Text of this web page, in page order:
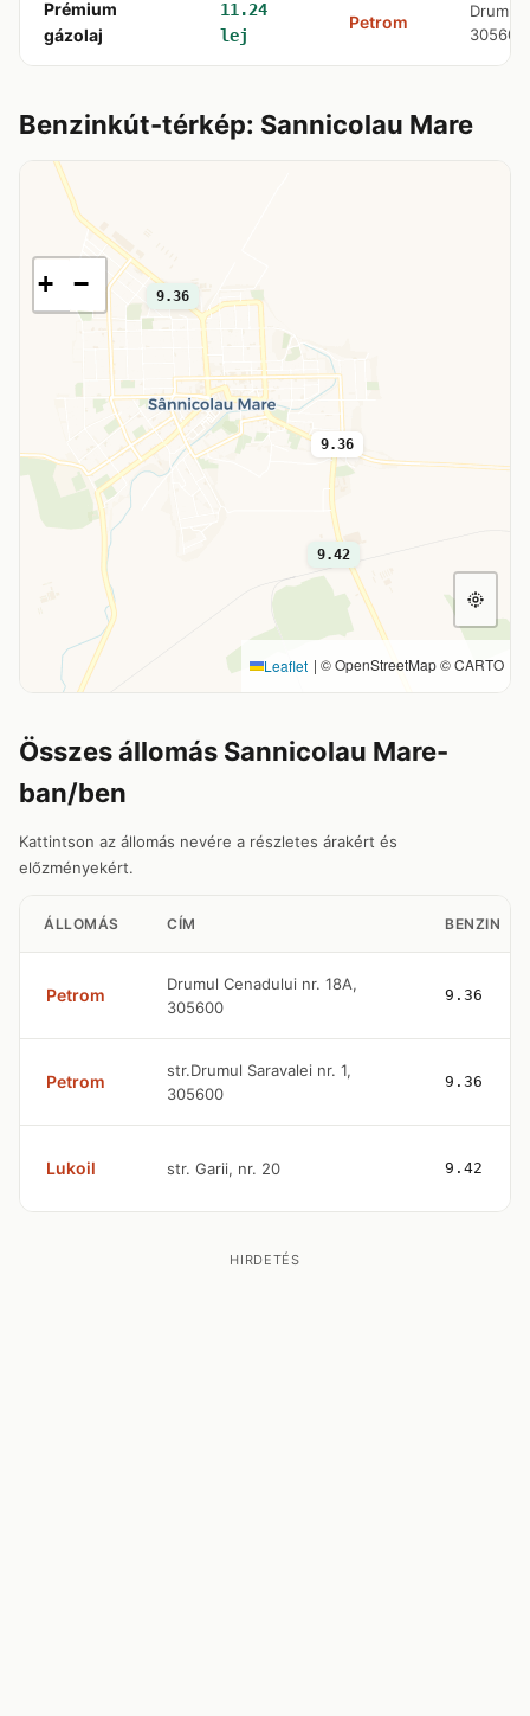
Prémium
gázolaj
11.24
lej
Petrom
Drumul
305600
Benzinkút-térkép: Sannicolau Mare
9.36
9.36
9.42
+ −
Leaflet | © OpenStreetMap © CARTO
Összes állomás Sannicolau Mare-
ban/ben
Kattintson az állomás nevére a részletes árakért és
előzményekért.
ÁLLOMÁS CÍM BENZIN
Petrom
Drumul Cenadului nr. 18A,
305600
9.36
Petrom
str.Drumul Saravalei nr. 1,
305600
9.36
Lukoil str. Garii, nr. 20 9.42
HIRDETÉS